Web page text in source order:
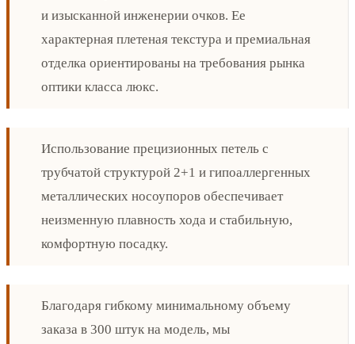
и изысканной инженерии очков. Ее
характерная плетеная текстура и премиальная
отделка ориентированы на требования рынка
оптики класса люкс.
Использование прецизионных петель с
трубчатой структурой 2+1 и гипоаллергенных
металлических носоупоров обеспечивает
неизменную плавность хода и стабильную,
комфортную посадку.
Благодаря гибкому минимальному объему
заказа в 300 штук на модель, мы